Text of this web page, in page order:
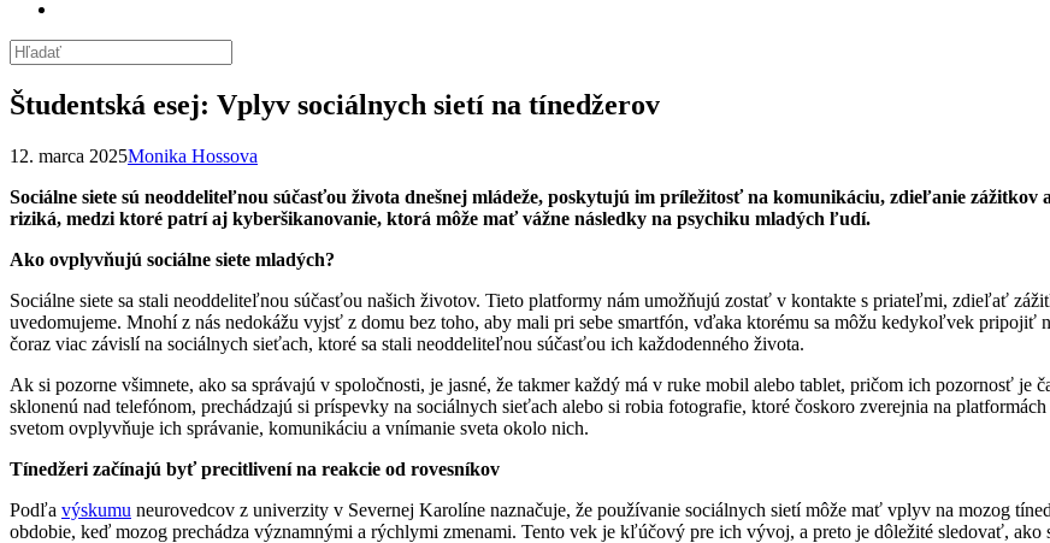
Študentská esej: Vplyv sociálnych sietí na tínedžerov
12. marca 2025Monika Hossova
Sociálne siete sú neoddeliteľnou súčasťou života dnešnej mládeže, poskytujú im príležitosť na komunikáciu, zdieľanie
riziká, medzi ktoré patrí aj kyberšikanovanie, ktorá môže mať vážne následky na psychiku mladých ľudí.
Ako ovplyvňujú sociálne siete mladých?
Sociálne siete sa stali neoddeliteľnou súčasťou našich životov. Tieto platformy nám umožňujú zostať v kontakte s priateľmi, zdieľať
uvedomujeme. Mnohí z nás nedokážu vyjsť z domu bez toho, aby mali pri sebe smartfón, vďaka ktorému sa môžu kedykoľvek
čoraz viac závislí na sociálnych sieťach, ktoré sa stali neoddeliteľnou súčasťou ich každodenného života.
Ak si pozorne všimnete, ako sa správajú v spoločnosti, je jasné, že takmer každý má v ruke mobil alebo tablet, pričom ich pozornosť je
sklonenú nad telefónom, prechádzajú si príspevky na sociálnych sieťach alebo si robia fotografie, ktoré čoskoro zverejnia na
svetom ovplyvňuje ich správanie, komunikáciu a vnímanie sveta okolo nich.
Tínedžeri začínajú byť precitlivení na reakcie od rovesníkov
Podľa výskumu neurovedcov z univerzity v Severnej Karolíne naznačuje, že používanie sociálnych sietí môže mať vplyv na mozog
obdobie, keď mozog prechádza významnými a rýchlymi zmenami. Tento vek je kľúčový pre ich vývoj, a preto je dôležité sledovať,